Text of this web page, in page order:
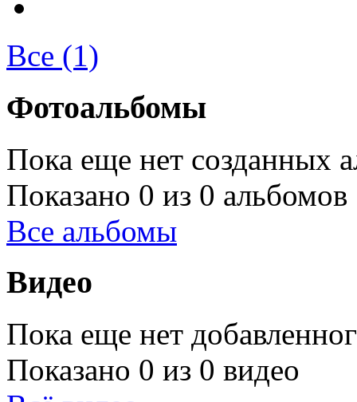
Все (1)
Фотоальбомы
Пока еще нет созданных
Показано 0 из 0 альбомов
Все альбомы
Видео
Пока еще нет
Показано 0 из 0 видео